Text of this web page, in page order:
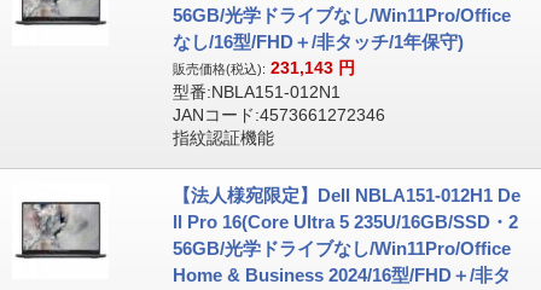
56GB/光学ドライブなし/Win11Pro/Office
なし/16型/FHD＋/非タッチ/1年保守)
販売価格(税込): 231,143 円
型番:NBLA151-012N1
JANコード:4573661272346
指紋認証機能
【法人様宛限定】Dell NBLA151-012H1 De
ll Pro 16(Core Ultra 5 235U/16GB/SSD・2
56GB/光学ドライブなし/Win11Pro/Office
Home & Business 2024/16型/FHD＋/非タ